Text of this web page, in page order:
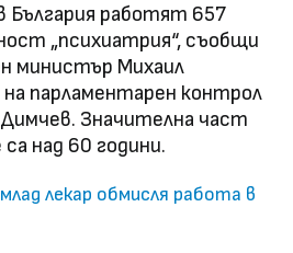
България работят 657
„психиатрия“, съобщи
министър Михаил
парламентарен контрол
Значителна част
над 60 години.
лекар обмисля работа в